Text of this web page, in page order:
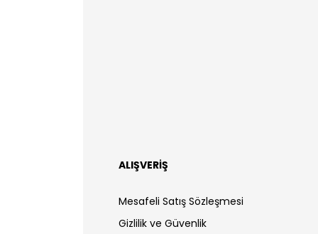
ALIŞVERİŞ
Mesafeli Satış Sözleşmesi
Gizlilik ve Güvenlik